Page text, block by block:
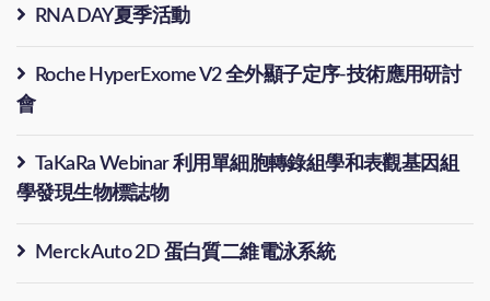
RNA DAY夏季活動
Roche HyperExome V2 全外顯子定序-技術應用研討
會
TaKaRa Webinar 利用單細胞轉錄組學和表觀基因組
學發現生物標誌物
Merck Auto 2D 蛋白質二維電泳系統